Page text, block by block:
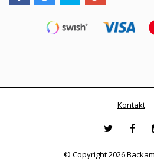
Kontakt
© Copyright 2026